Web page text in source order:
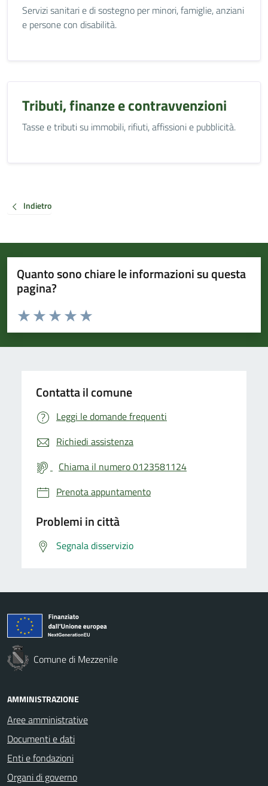
Servizi sanitari e di sostegno per minori, famiglie, anziani
e persone con disabilità.
Tributi, finanze e contravvenzioni
Tasse e tributi su immobili, rifiuti, affissioni e pubblicità.
Indietro
Quanto sono chiare le informazioni su questa
pagina?
Valuta da 1 a 5 stelle la pagina
Valuta 5 stelle su 5
Valuta 4 stelle su 5
Valuta 3 stelle su 5
Valuta 2 stelle su 5
Valuta 1 stelle su 5
Contatta il comune
Leggi le domande frequenti
Richiedi assistenza
Chiama il numero 0123581124
Prenota appuntamento
Problemi in città
Segnala disservizio
Comune di Mezzenile
AMMINISTRAZIONE
Aree amministrative
Documenti e dati
Enti e fondazioni
Organi di governo